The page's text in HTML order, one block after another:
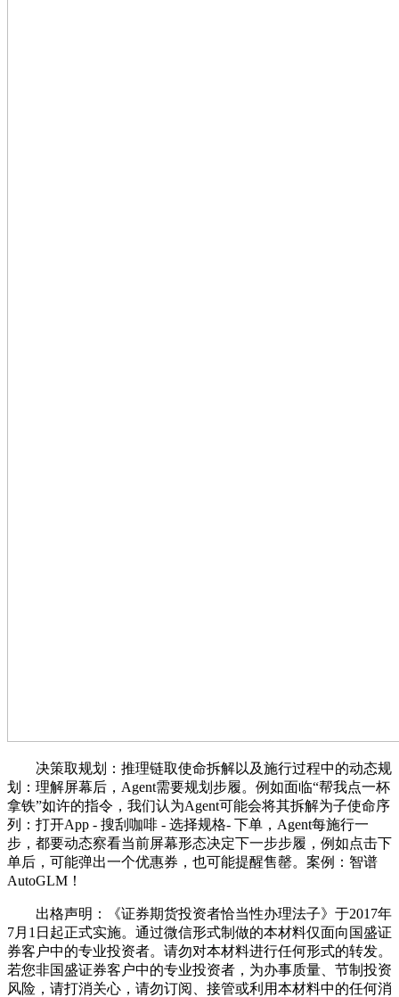
决策取规划：推理链取使命拆解以及施行过程中的动态规
划：理解屏幕后，Agent需要规划步履。例如面临“帮我点一杯
拿铁”如许的指令，我们认为Agent可能会将其拆解为子使命序
列：打开App - 搜刮咖啡 - 选择规格- 下单，Agent每施行一
步，都要动态察看当前屏幕形态决定下一步步履，例如点击下
单后，可能弹出一个优惠券，也可能提醒售罄。案例：智谱
AutoGLM！
出格声明：《证券期货投资者恰当性办理法子》于2017年
7月1日起正式实施。通过微信形式制做的本材料仅面向国盛证
券客户中的专业投资者。请勿对本材料进行任何形式的转发。
若您非国盛证券客户中的专业投资者，为办事质量、节制投资
风险，请打消关心，请勿订阅、接管或利用本材料中的任何消